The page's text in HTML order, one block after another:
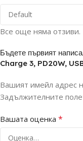
Все още няма отзиви.
Бъдете първият
Charge 3, PD20W,
Вашият имейл адрес
Задължителните
Вашата оценка *